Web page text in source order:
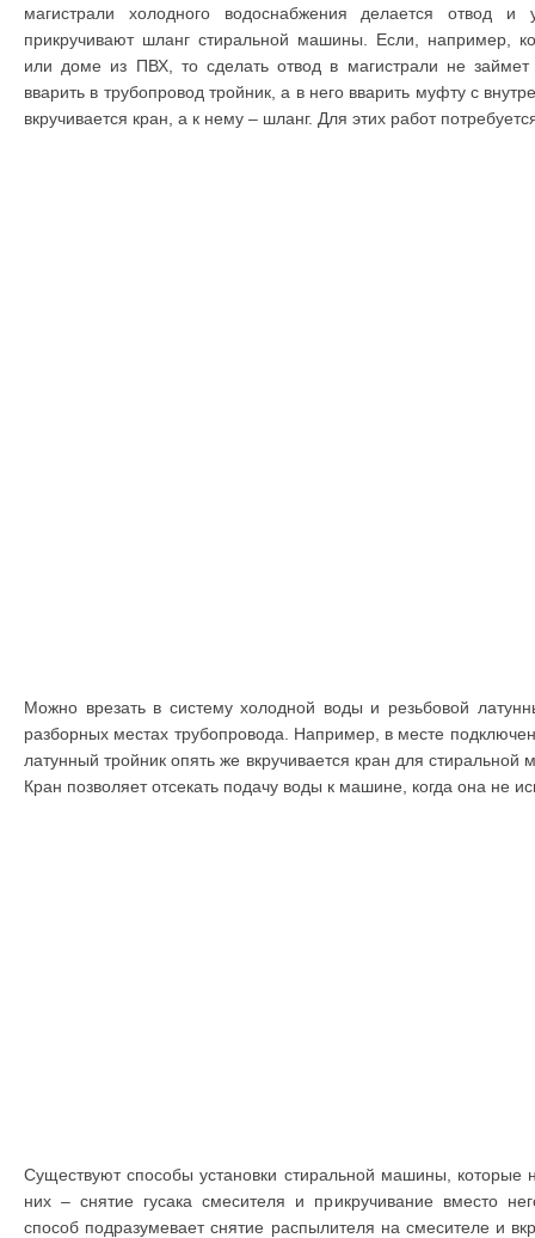
магистрали холодного водоснабжения делается отвод
прикручивают шланг стиральной машины. Если, например,
или доме из ПВХ, то сделать отвод в магистрали не займет
вварить в трубопровод тройник, а в него вварить муфту с
вкручивается кран, а к нему – шланг. Для этих работ
Можно врезать в систему холодной воды и резьбовой
разборных местах трубопровода. Например, в месте
латунный тройник опять же вкручивается кран для
Кран позволяет отсекать подачу воды к машине, когда она не
Существуют способы установки стиральной машины, которые
них – снятие гусака смесителя и прикручивание вместо
способ подразумевает снятие распылителя на смесителе и